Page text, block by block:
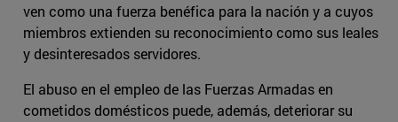
ven como una fuerza benéfica para la nación y a cuyos
miembros extienden su reconocimiento como sus leales
y desinteresados servidores.
El abuso en el empleo de las Fuerzas Armadas en
cometidos domésticos puede, además, deteriorar su